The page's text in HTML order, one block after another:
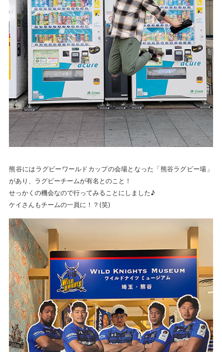
熊谷にはラグビーワールドカップの会場となった「熊谷ラグビー場」
があり、ラグビーチームが有名とのこと！
せっかくの機会なので行ってみることにしました♪
ケイさんもチームの一員に！？(笑)